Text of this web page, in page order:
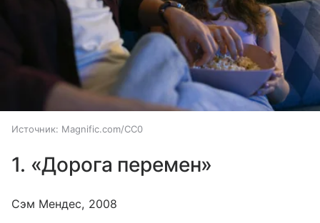
Источник: Magnific.com/CC0
1. «Дорога перемен»
Сэм Мендес, 2008